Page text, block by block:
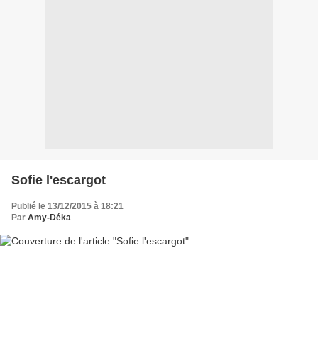
Sofie l'escargot
Publié le 13/12/2015 à 18:21
Par Amy-Déka